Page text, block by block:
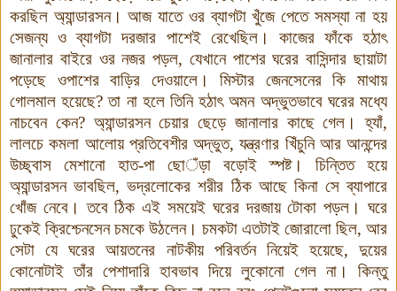
করছিল অ্যান্ডারসন।আজ যাতে ওর ব্যাগটা খুঁজে পেতে সমস্যা না হয়
সেজন্য ও ব্যাগটা দরজার পাশেই রেখেছিল। কাজের ফাঁকে হঠাৎ
জানালার বাইরে ওর নজর পড়ল, যেখানে পাশের ঘরের বাসিন্দার ছায়াটা
পড়েছে ওপাশের বাড়ির দেওয়ালে।
মিস্টার জেনসেনের কি মাথায়
গোলমাল হয়েছে? তা না হলে তিনি হঠাৎ অমন অদ্ভুতভাবে ঘরের মধ্যে
নাচবেন কেন? অ্যান্ডারসন চেয়ার ছেড়ে জানালার কাছে গেল। হ্যাঁ,
লালচে কমলা আলোয় প্রতিবেশীর অদ্ভুত, যন্ত্রণার খিঁচুনি আর আনন্দের
উচ্ছ্বাস মেশানো হাত-পা ছোঁড়া বড়োই স্পষ্ট। চিন্তিত হয়ে
অ্যান্ডারসন ভাবছিল, ভদ্রলোকের শরীর ঠিক আছে কিনা সে ব্যাপারে
খোঁজ নেবে। তবে ঠিক এই সময়েই ঘরের দরজায় টোকা পড়ল। ঘরে
ঢুকেই ক্রিশ্চেনসেন চমকে উঠলেন। চমকটা এতটাই জোরালো ছিল, আর
সেটা যে ঘরের আয়তনের নাটকীয় পরিবর্তন নিয়েই হয়েছে, দুয়ের
কোনোটাই তাঁর পেশাদারি হাবভাব দিয়ে লুকোনো গেল না। কিন্তু